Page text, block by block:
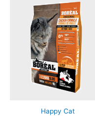
לבחור
את
Happy Cat